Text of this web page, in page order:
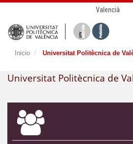
Valencià
Inicio Universitat Politècnica de
Universitat Politècnica de